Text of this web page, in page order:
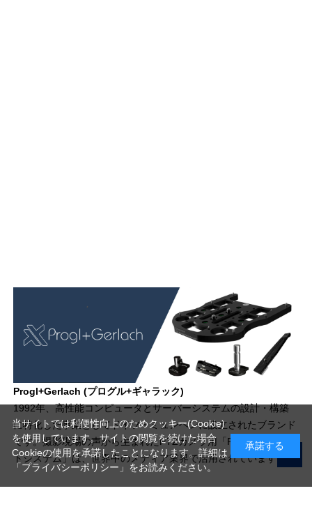
Progl+Gerlach (プログル+ギャラック)
1992年、高性能コンピュータとサーバーシステムの設計・構築
に特化した事業としてドイツ・ミュンヘンに設立されたブランド
です。撮影現場の声から生まれたPTZカメラ用「PGX PTZマウン
トシステム」は、世界中のメディア業界で活用されています。
当サイトでは利便性向上のためクッキー(Cookie)
を使用しています。サイトの閲覧を続けた場合
Cookieの使用を承諾したことになります。詳細は
「プライバシーポリシー」 をお読みください。
承諾する